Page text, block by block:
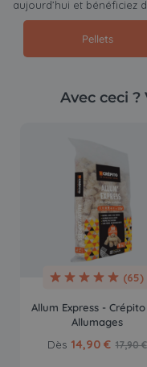
aujourd’hui et bénéficiez
Pellets
Avec ceci ?
(65)
Allum Express - Crépito
Allumages
Dès 14,90 € 17,90 €